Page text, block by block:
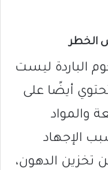
الخطر
الباردة ليست
أيضًا على
والمواد
الإجهاد
تخزين الدهون،